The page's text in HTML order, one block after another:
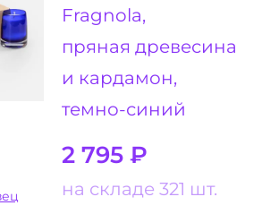
Fragnola,
пряная древесина
и кардамон,
темно-синий
2 795 ₽
на складе 321 шт.